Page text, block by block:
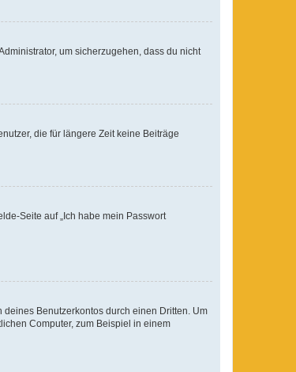
um sicherzugehen, dass du nicht
die für längere Zeit keine Beiträge
Seite auf „Ich habe mein Passwort
Benutzerkontos durch einen Dritten. Um
Computer, zum Beispiel in einem